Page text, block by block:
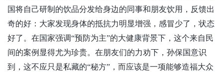
国将自己研制的饮品分发给身边的同事和朋友饮用，反馈出
奇的好：大家发现身体的抵抗力明显增强，感冒少了，状态
好了。在国家强调“预防为主”的大健康背景下，这个来自民
间的案例显得尤为珍贵。在朋友们的力劝下，孙保国意识
到，这不应只是私藏的“秘方”，而应该是一项能够造福大众